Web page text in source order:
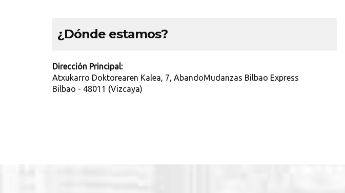
¿Dónde estamos?
Dirección Principal:
Atxukarro Doktorearen Kalea, 7, AbandoMudanzas Bilbao Express
Bilbao - 48011 (Vizcaya)